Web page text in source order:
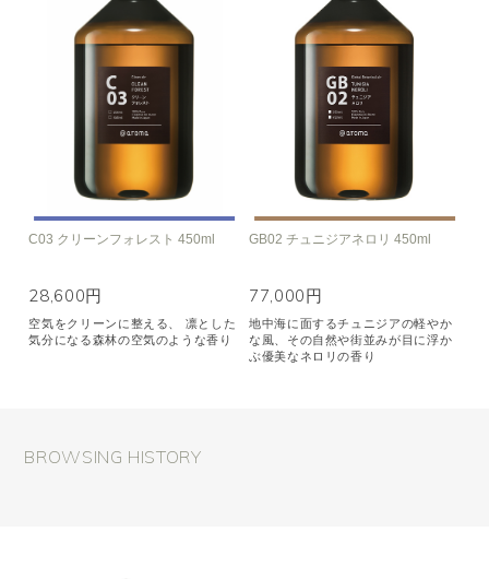
C03 クリーンフォレスト 450ml
28,600円
空気をクリーンに整える、 凛とした
気分になる森林の空気のような香り
GB02 チュニジアネロリ 450ml
77,000円
地中海に面するチュニジアの軽やか
な風、その自然や街並みが目に浮か
ぶ優美なネロリの香り
BROWSING HISTORY